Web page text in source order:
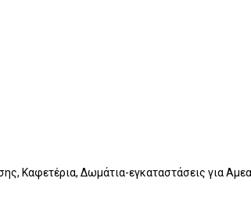
Καφετέρια, Δωμάτια-εγκαταστάσεις για